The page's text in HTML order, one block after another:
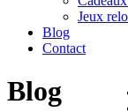
Jeux
Blog
Contact
Blog